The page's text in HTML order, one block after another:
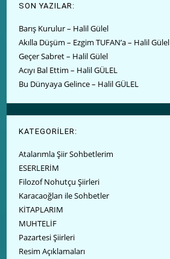
SON YAZILAR:
Barış Kurulur – Halil Gülel
Akılla Düşüm – Ezgim TUFAN’a – Halil Gülel
Geçer Sabret – Halil Gülel
Acıyı Bal Ettim – Halil GÜLEL
Bu Dünyaya Gelince – Halil GÜLEL
KATEGORİLER:
Atalarımla Şiir Sohbetlerim
ESERLERİM
Filozof Nohutçu Şiirleri
Karacaoğlan ile Sohbetler
KİTAPLARIM
MUHTELİF
Pazartesi Şiirleri
Resim Açıklamaları